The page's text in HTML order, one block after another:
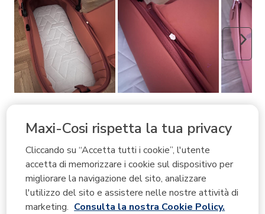
Maxi-Cosi rispetta la tua privacy
Cliccando su “Accetta tutti i cookie”, l'utente
accetta di memorizzare i cookie sul dispositivo per
migliorare la navigazione del sito, analizzare
l'utilizzo del sito e assistere nelle nostre attività di
marketing. Consulta la nostra Cookie Policy.
Cerca argomenti e ricerca delle recensioni
Informazioni sulla rilevanza
Filtri
Ordina per
Più pertinenti